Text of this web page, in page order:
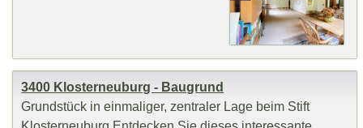
3400 Klosterneuburg - Baugrund
Grundstück in einmaliger, zentraler Lage beim Stift